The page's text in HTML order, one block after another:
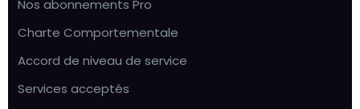
Nos abonnements Pro
Charte Comportementale
Accord de niveau de service
Services acceptés